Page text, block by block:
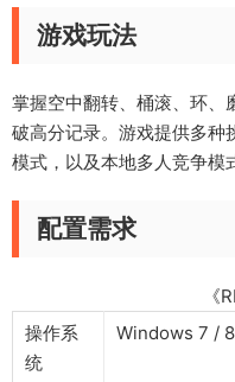
游戏玩法
掌握空中翻转、桶滚、环、
破高分记录。游戏提供多种
模式，以及本地多人竞争模
配置需求
《
操作系
统
Windows 7 /